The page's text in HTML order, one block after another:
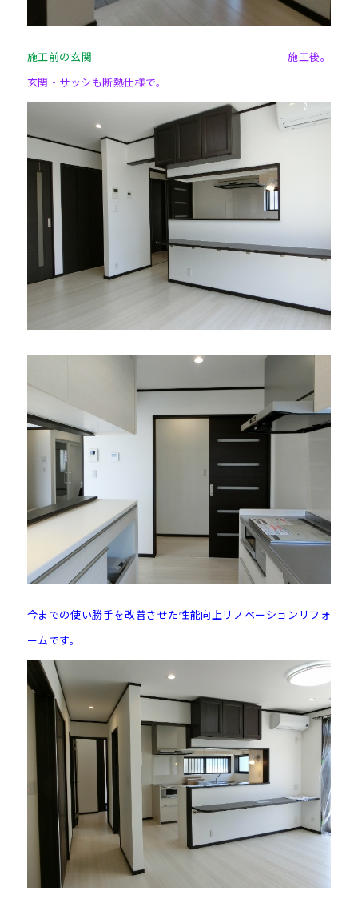
施工前の玄関 施工後。
玄関・サッシも断熱仕様で。
今までの使い勝手を改善させた性能向上リノベーションリフォ
ームです。